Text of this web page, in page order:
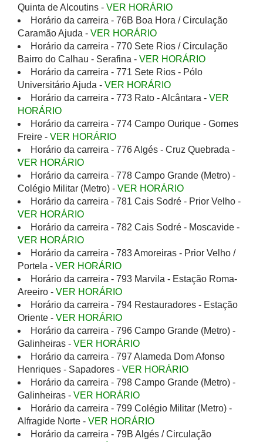
Quinta de Alcoutins - VER HORÁRIO
Horário da carreira - 76B Boa Hora / Circulação
Caramão Ajuda - VER HORÁRIO
Horário da carreira - 770 Sete Rios / Circulação
Bairro do Calhau - Serafina - VER HORÁRIO
Horário da carreira - 771 Sete Rios - Pólo
Universitário Ajuda - VER HORÁRIO
Horário da carreira - 773 Rato - Alcântara - VER
HORÁRIO
Horário da carreira - 774 Campo Ourique - Gomes
Freire - VER HORÁRIO
Horário da carreira - 776 Algés - Cruz Quebrada -
VER HORÁRIO
Horário da carreira - 778 Campo Grande (Metro) -
Colégio Militar (Metro) - VER HORÁRIO
Horário da carreira - 781 Cais Sodré - Prior Velho -
VER HORÁRIO
Horário da carreira - 782 Cais Sodré - Moscavide -
VER HORÁRIO
Horário da carreira - 783 Amoreiras - Prior Velho /
Portela - VER HORÁRIO
Horário da carreira - 793 Marvila - Estação Roma-
Areeiro - VER HORÁRIO
Horário da carreira - 794 Restauradores - Estação
Oriente - VER HORÁRIO
Horário da carreira - 796 Campo Grande (Metro) -
Galinheiras - VER HORÁRIO
Horário da carreira - 797 Alameda Dom Afonso
Henriques - Sapadores - VER HORÁRIO
Horário da carreira - 798 Campo Grande (Metro) -
Galinheiras - VER HORÁRIO
Horário da carreira - 799 Colégio Militar (Metro) -
Alfragide Norte - VER HORÁRIO
Horário da carreira - 79B Algés / Circulação